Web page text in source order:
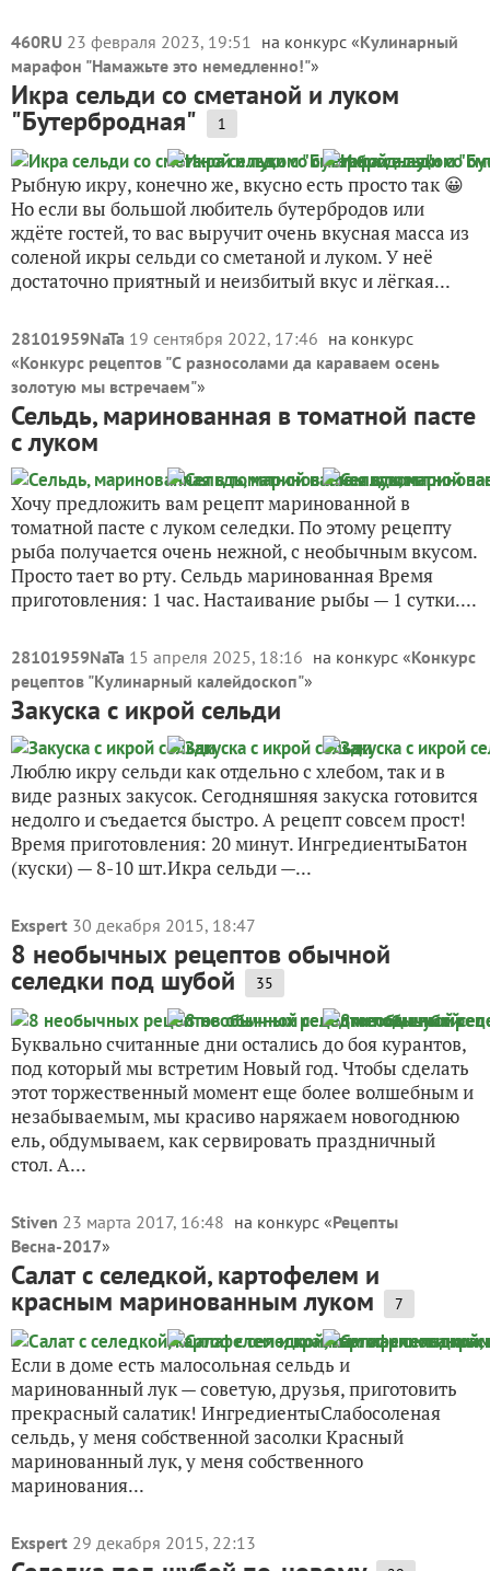
460RU 23 февраля 2023, 19:51 на конкурс «Кулинарный
марафон "Намажьте это немедленно!"»
Икра сельди со сметаной и луком
"Бутербродная" 1
Рыбную икру, конечно же, вкусно есть просто так 😀
Но если вы большой любитель бутербродов или
ждёте гостей, то вас выручит очень вкусная масса из
соленой икры сельди со сметаной и луком. У неё
достаточно приятный и неизбитый вкус и лёгкая...
28101959NaTa 19 сентября 2022, 17:46 на конкурс
«Конкурс рецептов "С разносолами да караваем осень
золотую мы встречаем"»
Сельдь, маринованная в томатной пасте
с луком
Хочу предложить вам рецепт маринованной в
томатной пасте с луком селедки. По этому рецепту
рыба получается очень нежной, с необычным вкусом.
Просто тает во рту. Сельдь маринованная Время
приготовления: 1 час. Настаивание рыбы — 1 сутки....
28101959NaTa 15 апреля 2025, 18:16 на конкурс «Конкурс
рецептов "Кулинарный калейдоскоп"»
Закуска с икрой сельди
Люблю икру сельди как отдельно с хлебом, так и в
виде разных закусок. Сегодняшняя закуска готовится
недолго и съедается быстро. А рецепт совсем прост!
Время приготовления: 20 минут. ИнгредиентыБатон
(куски) — 8-10 шт.Икра сельди —...
Exspert 30 декабря 2015, 18:47
8 необычных рецептов обычной
селедки под шубой 35
Буквально считанные дни остались до боя курантов,
под который мы встретим Новый год. Чтобы сделать
этот торжественный момент еще более волшебным и
незабываемым, мы красиво наряжаем новогоднюю
ель, обдумываем, как сервировать праздничный
стол. А...
Stiven 23 марта 2017, 16:48 на конкурс «Рецепты
Весна-2017»
Салат с селедкой, картофелем и
красным маринованным луком 7
Если в доме есть малосольная сельдь и
маринованный лук — советую, друзья, приготовить
прекрасный салатик! ИнгредиентыСлабосоленая
сельдь, у меня собственной засолки Красный
маринованный лук, у меня собственного
маринования...
Exspert 29 декабря 2015, 22:13